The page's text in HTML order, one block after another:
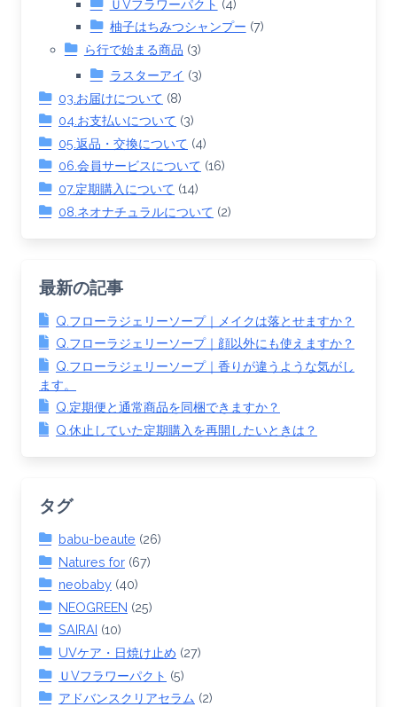
ＵVフラワーパクト (4)
柚子はちみつシャンプー (7)
ら行で始まる商品 (3)
ラスターアイ (3)
03.お届けについて (8)
04.お支払いについて (3)
05.返品・交換について (4)
06.会員サービスについて (16)
07.定期購入について (14)
08.ネオナチュラルについて (2)
最新の記事
Q.フローラジェリーソープ｜メイクは落とせますか？
Q.フローラジェリーソープ｜顔以外にも使えますか？
Q.フローラジェリーソープ｜香りが違うような気がし
ます。
Q.定期便と通常商品を同梱できますか？
Q.休止していた定期購入を再開したいときは？
タグ
babu-beaute (26)
Natures for (67)
neobaby (40)
NEOGREEN (25)
SAIRAI (10)
UVケア・日焼け止め (27)
ＵVフラワーパクト (5)
アドバンスクリアセラム (2)